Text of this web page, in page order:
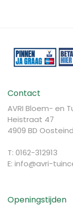
Contact
AVRI Bloem- en
Heistraat 47
4909 BD Oosteind
T: 0162-312913
E: info@avri-
Openingstijden